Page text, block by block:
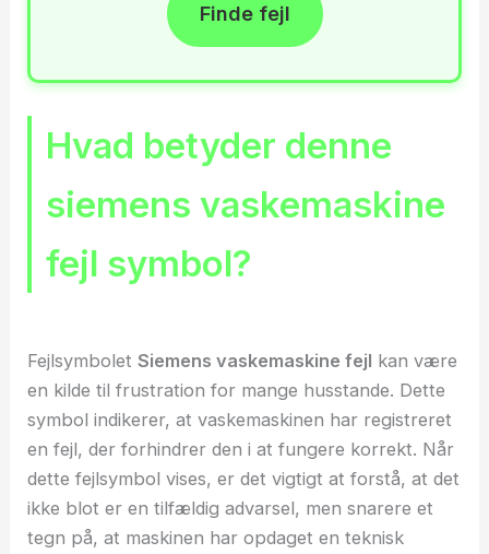
Finde fejl
Hvad betyder denne
siemens vaskemaskine
fejl symbol?
FejlsymboletSiemens vaskemaskine fejl kan være
en kilde til frustration for mange husstande. Dette
symbol indikerer, at vaskemaskinen har registreret
en fejl, der forhindrer den i at fungere korrekt. Når
dette fejlsymbol vises, er det vigtigt at forstå, at det
ikke blot er en tilfældig advarsel, men snarere et
tegn på, at maskinen har opdaget en teknisk